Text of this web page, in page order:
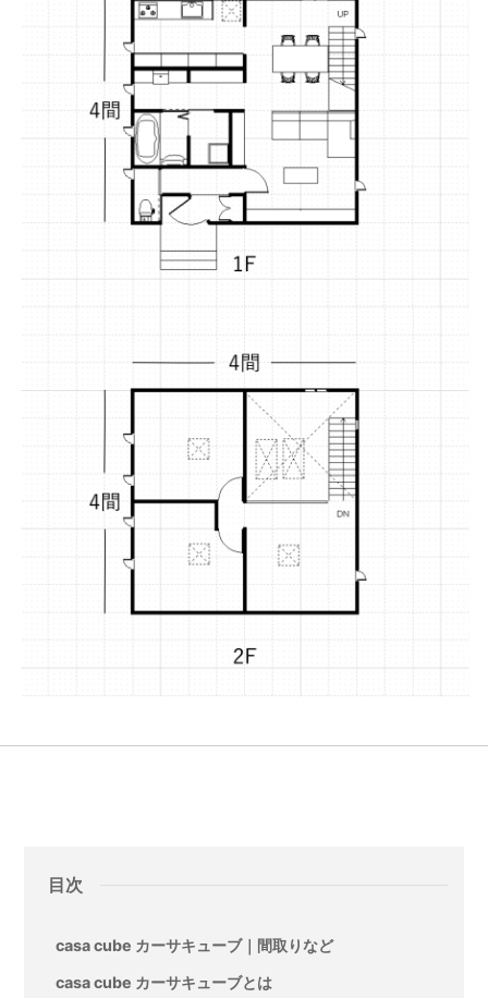
目次
casa cube カーサキューブ｜間取りなど
casa cube カーサキューブとは